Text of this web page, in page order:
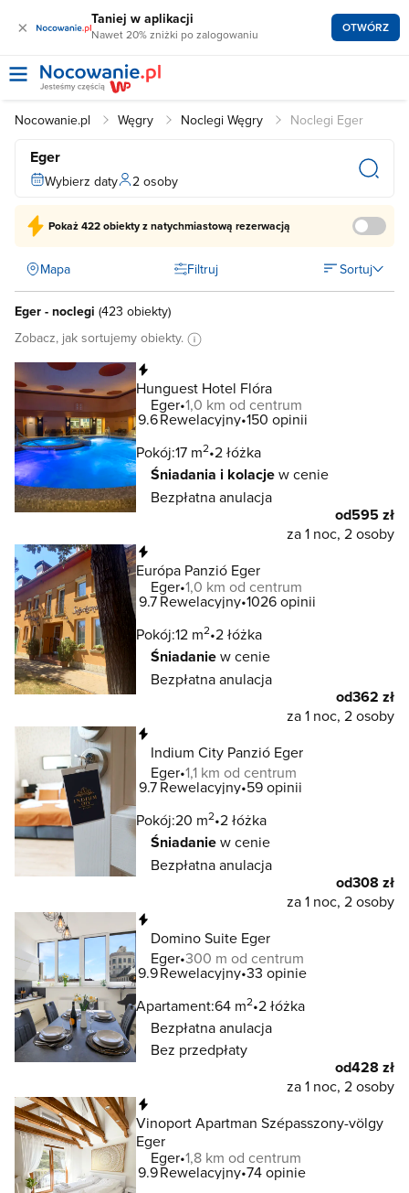
× Taniej w aplikacji
Nawet 20% zniżki po zalogowaniu OTWÓRZ
Nocowanie.pl Węgry Noclegi Węgry Noclegi Eger
Eger
Wybierz daty 2 osoby
Pokaż422 obiektyz natychmiastową rezerwacją
Mapa Filtruj Sortuj
Eger - noclegi (423 obiekty)
Zobacz, jak sortujemy obiekty.
Hunguest Hotel Flóra
Eger 1,0 km od centrum
9.6Rewelacyjny 150 opinii
Pokój:17 m2 2 łóżka
Śniadania i kolacjew cenie
Bezpłatna anulacja
od595 zł
za 1 noc, 2 osoby
Európa Panzió Eger
Eger 1,0 km od centrum
9.7Rewelacyjny 1026 opinii
Pokój:12 m2 2 łóżka
Śniadaniew cenie
Bezpłatna anulacja
od362 zł
za 1 noc, 2 osoby
Indium City Panzió Eger
Eger 1,1 km od centrum
9.7Rewelacyjny 59 opinii
Pokój:20 m2 2 łóżka
Śniadaniew cenie
Bezpłatna anulacja
od308 zł
za 1 noc, 2 osoby
Domino Suite Eger
Eger 300 m od centrum
9.9Rewelacyjny 33 opinie
Apartament:64 m2 2 łóżka
Bezpłatna anulacja
Bez przedpłaty
od428 zł
za 1 noc, 2 osoby
Vinoport Apartman Szépasszony-völgy
Eger
Eger 1,8 km od centrum
9.9Rewelacyjny 74 opinie